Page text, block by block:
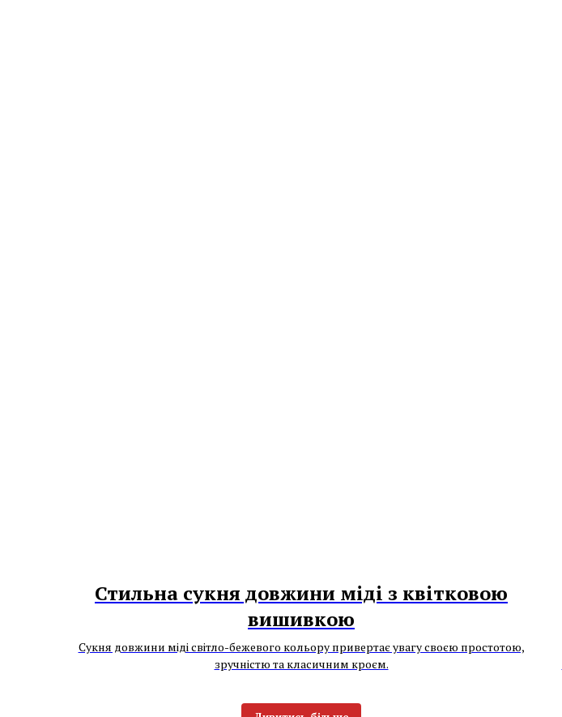
Стильна сукня довжини міді з квітковою
вишивкою
Сукня довжини міді світло-бежевого кольору привертає увагу своєю простотою,
зручністю та класичним кроєм.